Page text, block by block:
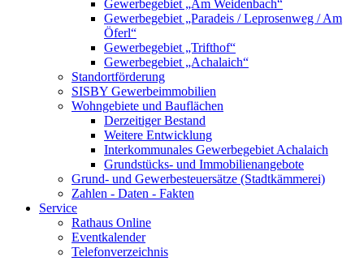
Gewerbegebiet „Am Weidenbach“
Gewerbegebiet „Paradeis / Leprosenweg / Am
Öferl“
Gewerbegebiet „Trifthof“
Gewerbegebiet „Achalaich“
Standortförderung
SISBY Gewerbeimmobilien
Wohngebiete und Bauflächen
Derzeitiger Bestand
Weitere Entwicklung
Interkommunales Gewerbegebiet Achalaich
Grundstücks- und Immobilienangebote
Grund- und Gewerbesteuersätze (Stadtkämmerei)
Zahlen - Daten - Fakten
Service
Rathaus Online
Eventkalender
Telefonverzeichnis